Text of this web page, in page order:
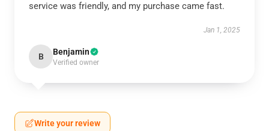
service was friendly, and my purchase came fast.
Jan 1, 2025
B Benjamin
Verified owner
Write your review